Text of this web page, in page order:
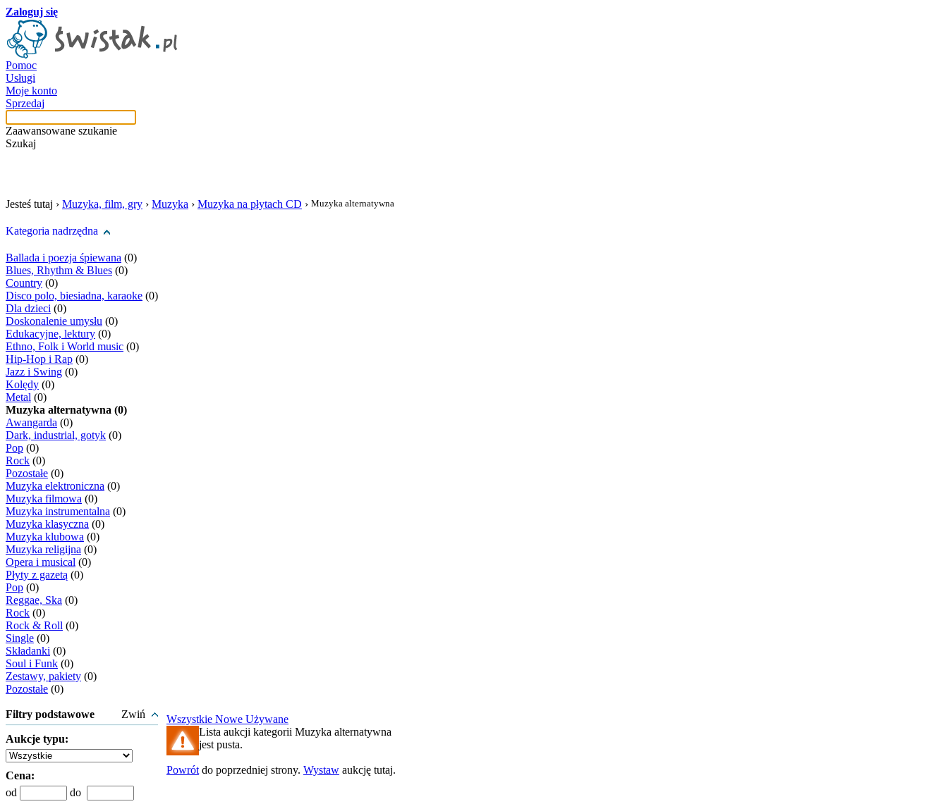
Zaloguj się
Pomoc
Usługi
Moje konto
Sprzedaj
Zaawansowane szukanie
Szukaj
Jesteś tutaj › Muzyka, film, gry › Muzyka › Muzyka na płytach CD › Muzyka alternatywna
Kategoria nadrzędna
Ballada i poezja śpiewana (0)
Blues, Rhythm & Blues (0)
Country (0)
Disco polo, biesiadna, karaoke (0)
Dla dzieci (0)
Doskonalenie umysłu (0)
Edukacyjne, lektury (0)
Ethno, Folk i World music (0)
Hip-Hop i Rap (0)
Jazz i Swing (0)
Kolędy (0)
Metal (0)
Muzyka alternatywna (0)
Awangarda (0)
Dark, industrial, gotyk (0)
Pop (0)
Rock (0)
Pozostałe (0)
Muzyka elektroniczna (0)
Muzyka filmowa (0)
Muzyka instrumentalna (0)
Muzyka klasyczna (0)
Muzyka klubowa (0)
Muzyka religijna (0)
Opera i musical (0)
Płyty z gazetą (0)
Pop (0)
Reggae, Ska (0)
Rock (0)
Rock & Roll (0)
Single (0)
Składanki (0)
Soul i Funk (0)
Zestawy, pakiety (0)
Pozostałe (0)
Filtry podstawowe Zwiń
Aukcje typu:
Cena:
od
do
Wszystkie Nowe Używane
Lista aukcji kategorii Muzyka alternatywna
jest pusta.
Powrót do poprzedniej strony. Wystaw aukcję tutaj.